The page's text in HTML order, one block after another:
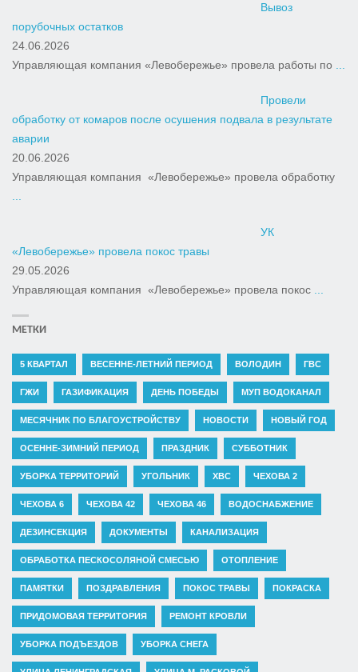
Вывоз
порубочных остатков
24.06.2026
Управляющая компания «Левобережье» провела работы по
Провели
обработку от комаров после осушения подвала в результате
аварии
20.06.2026
Управляющая компания «Левобережье» провела обработку
...
УК
«Левобережье» провела покос травы
29.05.2026
Управляющая компания «Левобережье» провела покос
МЕТКИ
5 КВАРТАЛ ВЕСЕННЕ-ЛЕТНИЙ ПЕРИОД ВОЛОДИН ГВС
ГЖИ ГАЗИФИКАЦИЯ ДЕНЬ ПОБЕДЫ МУП ВОДОКАНАЛ
МЕСЯЧНИК ПО БЛАГОУСТРОЙСТВУ НОВОСТИ НОВЫЙ ГОД
ОСЕННЕ-ЗИМНИЙ ПЕРИОД ПРАЗДНИК СУББОТНИК
УБОРКА ТЕРРИТОРИЙ УГОЛЬНИК ХВС ЧЕХОВА 2
ЧЕХОВА 6 ЧЕХОВА 42 ЧЕХОВА 46 ВОДОСНАБЖЕНИЕ
ДЕЗИНСЕКЦИЯ ДОКУМЕНТЫ КАНАЛИЗАЦИЯ
ОБРАБОТКА ПЕСКОСОЛЯНОЙ СМЕСЬЮ ОТОПЛЕНИЕ
ПАМЯТКИ ПОЗДРАВЛЕНИЯ ПОКОС ТРАВЫ ПОКРАСКА
ПРИДОМОВАЯ ТЕРРИТОРИЯ РЕМОНТ КРОВЛИ
УБОРКА ПОДЪЕЗДОВ УБОРКА СНЕГА